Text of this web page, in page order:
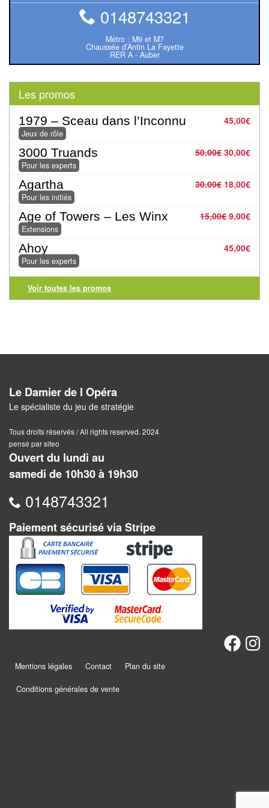
Go
Poker
Casino
Poker
Casino
Jeux
du
Monde
Awalé
Mah-
Jong
Shogi
Xiang
Qi
Nouveautés
Promotions
Chèques
Actualités
0148743321
Métro : M9 et M7
Chaussée d’Antin La Fayette
RER A - Auber
Les promos
45,00€
1979 – Sceau dans l’Inconnu
Jeux de rôle
50,00€ 30,00€
3000 Truands
Pour les experts
30,00€ 18,00€
Agartha
Pour les initiés
15,00€ 9,00€
Age of Towers – Les Winx
Extensions
45,00€
Ahoy
Pour les experts
Voir toutes les promos
Le Damier de l Opéra
Le spécialiste du jeu de stratégie
Tous droits réservés / All rights reserved. 2024
pensé par siteo
Ouvert du lundi au
samedi de 10h30 à 19h30
0148743321
Paiement sécurisé via Stripe
Mentions légales Contact Plan du site
Conditions générales de vente